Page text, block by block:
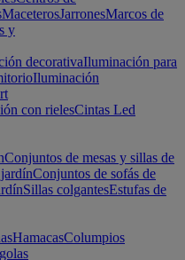
MaceterosJarronesMarcos de
y
decorativaIluminación para
Iluminación
con rielesCintas Led
Conjuntos de mesas y sillas de
Conjuntos de sofás de
Sillas colgantesEstufas de
HamacasColumpios